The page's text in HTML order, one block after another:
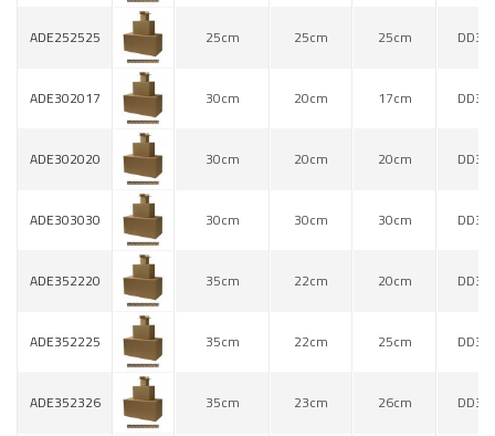
ADE252525 25cm 25cm 25cm DD30
ADE302017 30cm 20cm 17cm DD30
ADE302020 30cm 20cm 20cm DD30
ADE303030 30cm 30cm 30cm DD30
ADE352220 35cm 22cm 20cm DD30
ADE352225 35cm 22cm 25cm DD30
ADE352326 35cm 23cm 26cm DD30